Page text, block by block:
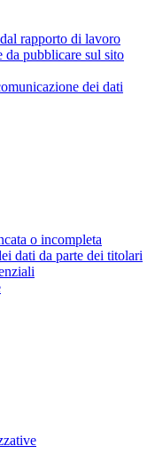
rapporto di lavoro
da pubblicare sul sito
dei dati
o incompleta
dati da parte dei titolari